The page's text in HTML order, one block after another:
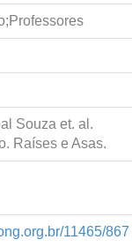
Souza et. al.
Raíses e Asas.
11465/867